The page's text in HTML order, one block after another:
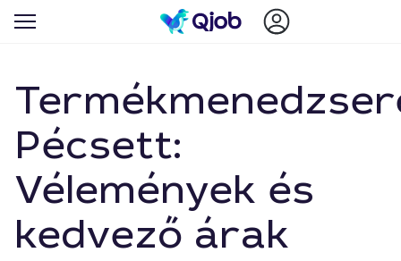
Pécsett:
Vélemények és
kedvező árak